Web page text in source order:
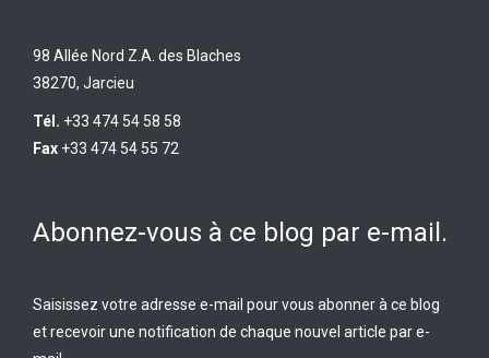
98 Allée Nord Z.A. des Blaches
38270, Jarcieu
Tél. +33 474 54 58 58
Fax +33 474 54 55 72
Abonnez-vous à ce blog par e-mail.
Saisissez votre adresse e-mail pour vous abonner à ce blog
et recevoir une notification de chaque nouvel article par e-